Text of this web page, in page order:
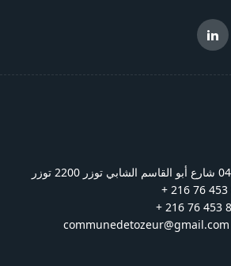
communedetozeur@gmail.com